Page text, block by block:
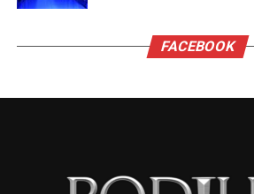
investimet e huaja në 3 mujorin
rritje mbi 10%. Stoku i
domethënës dhe më i lartë me
fuqi të ligjit për pagën 500 euro.